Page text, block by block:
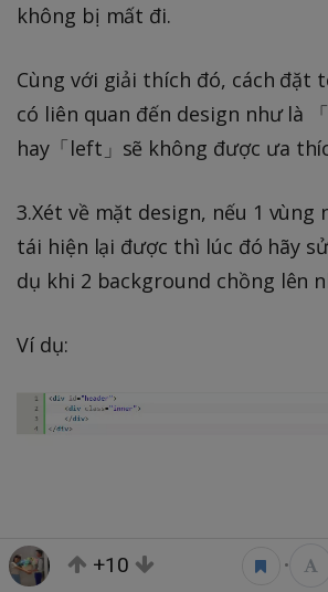
không bị mất đi.
Cùng với giải thích đó, cách đặt
có liên quan đến design như là 「
hay「left」sẽ không được ưa
3.Xét về mặt design, nếu 1 vùng
tái hiện lại được thì lúc đó hãy
dụ khi 2 background chồng lên
Ví dụ:
+10 •